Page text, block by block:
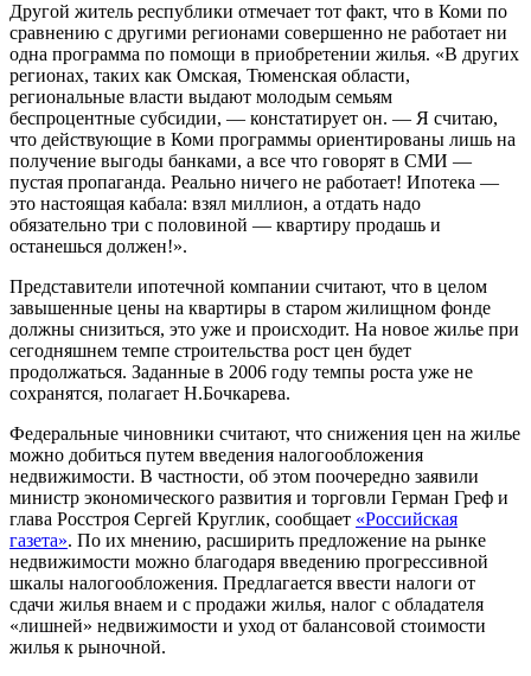
Другой житель республики отмечает тот факт, что в Коми по
сравнению с другими регионами совершенно не работает ни
одна программа по помощи в приобретении жилья. «В других
регионах, таких как Омская, Тюменская области,
региональные власти выдают молодым семьям
беспроцентные субсидии, — констатирует он. — Я считаю,
что действующие в Коми программы ориентированы лишь на
получение выгоды банками, а все что говорят в СМИ —
пустая пропаганда. Реально ничего не работает! Ипотека —
это настоящая кабала: взял миллион, а отдать надо
обязательно три с половиной — квартиру продашь и
останешься должен!».
Представители ипотечной компании считают, что в целом
завышенные цены на квартиры в старом жилищном фонде
должны снизиться, это уже и происходит. На новое жилье при
сегодняшнем темпе строительства рост цен будет
продолжаться. Заданные в 2006 году темпы роста уже не
сохранятся, полагает Н.Бочкарева.
Федеральные чиновники считают, что снижения цен на жилье
можно добиться путем введения налогообложения
недвижимости. В частности, об этом поочередно заявили
министр экономического развития и торговли Герман Греф и
глава Росстроя Сергей Круглик, сообщает «Российская
газета». По их мнению, расширить предложение на рынке
недвижимости можно благодаря введению прогрессивной
шкалы налогообложения. Предлагается ввести налоги от
сдачи жилья внаем и с продажи жилья, налог с обладателя
«лишней» недвижимости и уход от балансовой стоимости
жилья к рыночной.